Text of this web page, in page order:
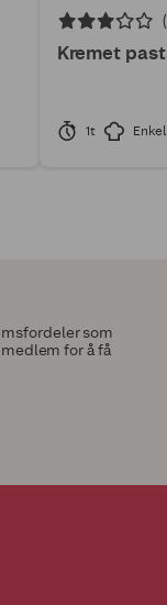
Kremet
1t Enkel
som
for å få